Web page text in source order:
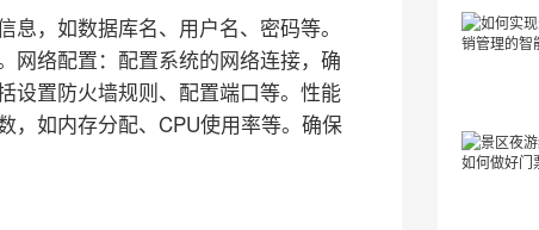
，如数据库名、用户名、密码等。
网络配置：配置系统的网络连接，确
置防火墙规则、配置端口等。 性能
，如内存分配、CPU使用率等。确保